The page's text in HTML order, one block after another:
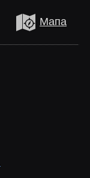
Мапа